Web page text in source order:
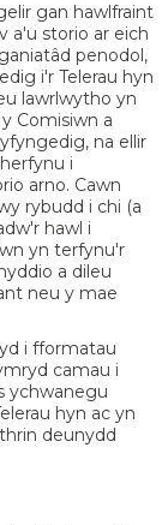
gan hawlfraint
a'u storio ar eich
penodol,
i'r Telerau hyn
lawrlwytho yn
Comisiwn a
na ellir
i
arno. Cawn
rybudd i chi (a
hawl i
yn terfynu'r
a dileu
neu y mae
i fformatau
camau i
ychwanegu
hyn ac yn
deunydd